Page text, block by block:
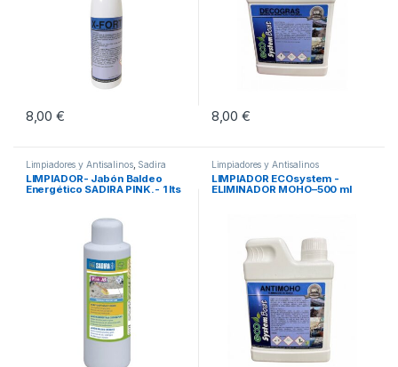
8,00€ 8,00€
Limpiadores y Antisalinos, Sadira
Productos Técnicos
LIMPIADOR- Jabón Baldeo
Energético SADIRA PINK.- 1 lts
Limpiadores y Antisalinos
LIMPIADOR ECOsystem -
ELIMINADOR MOHO–500 ml